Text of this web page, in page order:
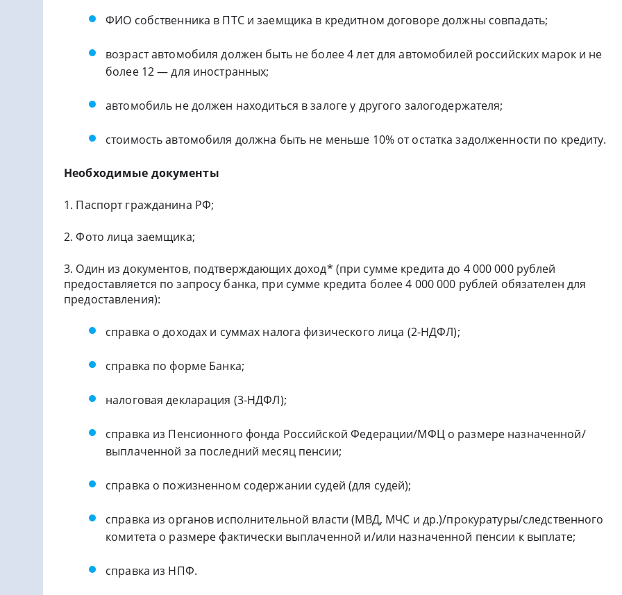
ФИО собственника в ПТС и заемщика в кредитном договоре должны совпадать;
возраст автомобиля должен быть не более 4 лет для автомобилей российских марок и не
более 12 — для иностранных;
автомобиль не должен находиться в залоге у другого залогодержателя;
стоимость автомобиля должна быть не меньше 10% от остатка задолженности по кредиту.
Необходимые документы
1. Паспорт гражданина РФ;
2. Фото лица заемщика;
3. Один из документов, подтверждающих доход* (при сумме кредита до 4 000 000 рублей
предоставляется по запросу банка, при сумме кредита более 4 000 000 рублей обязателен для
предоставления):
справка о доходах и суммах налога физического лица (2-НДФЛ);
справка по форме Банка;
налоговая декларация (3-НДФЛ);
справка из Пенсионного фонда Российской Федерации/МФЦ о размере назначенной/
выплаченной за последний месяц пенсии;
справка о пожизненном содержании судей (для судей);
справка из органов исполнительной власти (МВД, МЧС и др.)/прокуратуры/следственного
комитета о размере фактически выплаченной и/или назначенной пенсии к выплате;
справка из НПФ.